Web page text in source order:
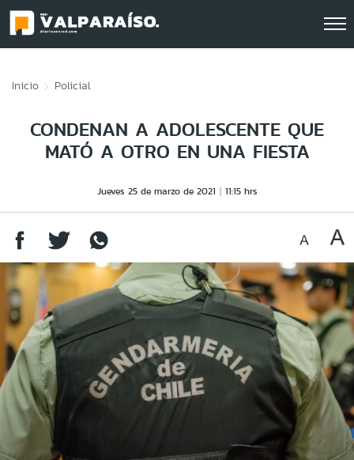
Inicio Policial
CONDENAN A ADOLESCENTE QUE
MATÓ A OTRO EN UNA FIESTA
Jueves 25 de marzo de 2021 11:15 hrs